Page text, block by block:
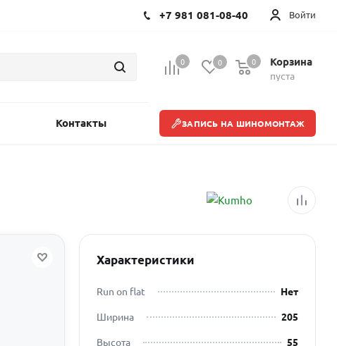
Войти
+7 981 081-08-40
0 0 Корзина
пуста
0
Контакты ЗАПИСЬ НА ШИНОМОНТАЖ
Характеристики
Run on flat
Нет
Ширина
205
Высота
55